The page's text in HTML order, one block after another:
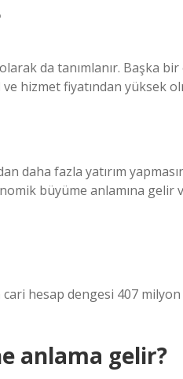
da tanımlanır. Başka bir
hizmet fiyatından yüksek
daha fazla yatırım
büyüme anlamına gelir
hesap dengesi 407
anlama gelir?